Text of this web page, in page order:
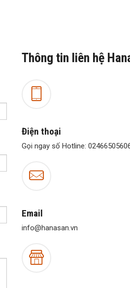
Thông tin liên hệ
Điện thoại
Gọi ngay số Hotline:
Email
info@hanasan.vn